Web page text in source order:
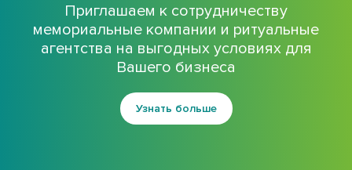
Приглашаем к сотрудничеству
мемориальные компании и ритуальные
агентства на выгодных условиях для
Вашего бизнеса
Узнать больше